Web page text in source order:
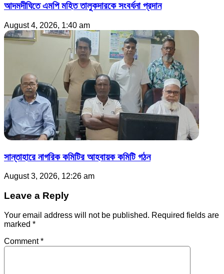
আদমদীঘিতে এমপি মহিত তালুকদারকে সংবর্ধনা প্রদান
August 4, 2026, 1:40 am
সান্তাহারে নাগরিক কমিটির আহবায়ক কমিটি গঠন
August 3, 2026, 12:26 am
Leave a Reply
Your email address will not be published. Required fields are
marked *
Comment*